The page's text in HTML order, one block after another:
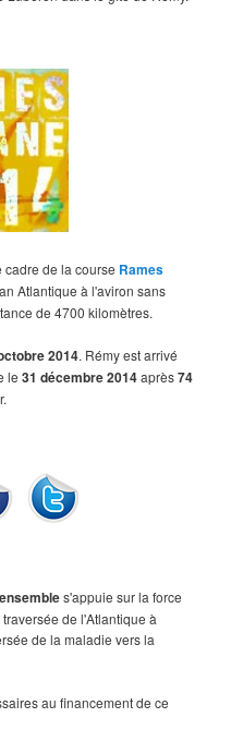
cadre de la course Rames
Atlantique à l'aviron sans
de 4700 kilomètres.
2014. Rémy est arrivé
le31 décembre 2014après74
s'appuie sur la force
de l'Atlantique à
de la maladie vers la
au financement de ce